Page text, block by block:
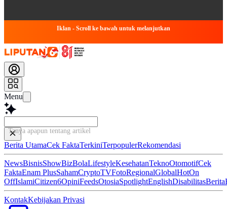
Iklan - Scroll ke bawah untuk melanjutkan
Menu
Tanya apapun tentang artikel ini...
Berita UtamaCek FaktaTerkiniTerpopulerRekomendasi
NewsBisnisShowBizBolaLifestyleKesehatanTeknoOtomotifCek
FaktaEnam PlusSahamCryptoTVFotoRegionalGlobalHotOn
OffIslamiCitizen6OpiniFeedsOtosiaSpotlightEnglishDisabilitasBerita
KontakKebijakan Privasi